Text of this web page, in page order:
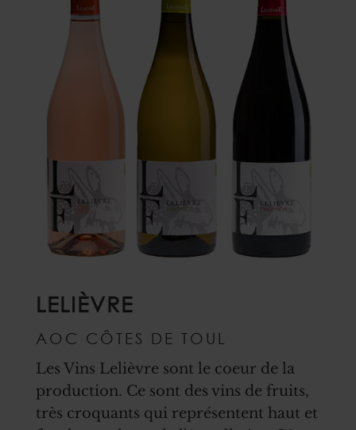
LELIÈVRE
AOC CÔTES DE TOUL
Les Vins Lelièvre sont le coeur de la
production. Ce sont des vins de fruits,
très croquants qui représentent haut et